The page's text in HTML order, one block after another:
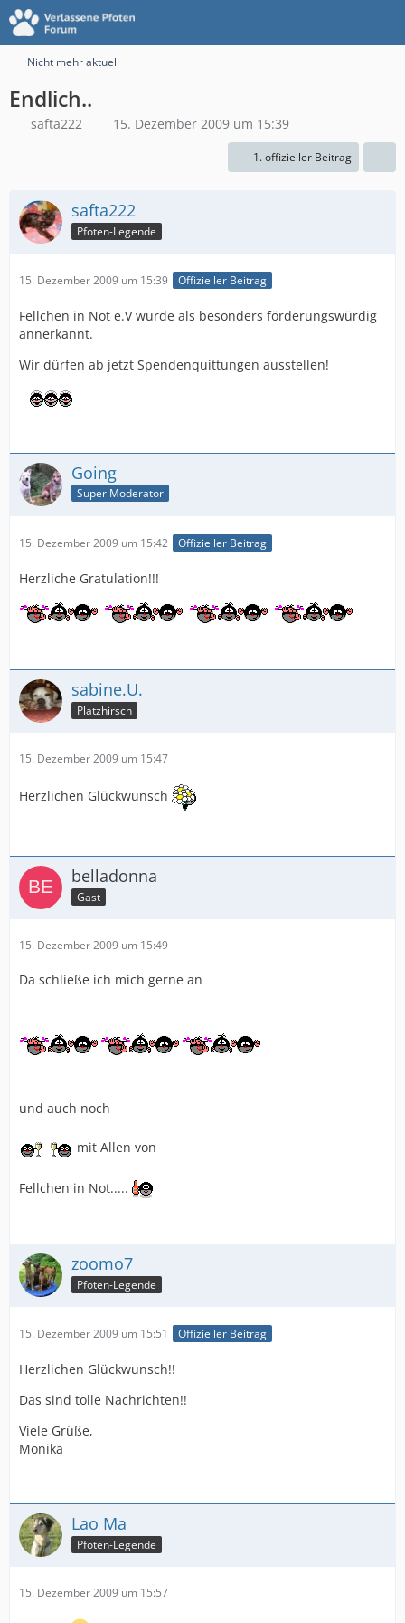
Nicht mehr aktuell
Endlich..
safta222 15. Dezember 2009 um 15:39
1. offizieller Beitrag
safta222
Pfoten-Legende
15. Dezember 2009 um 15:39 Offizieller Beitrag
Fellchen in Not e.V wurde als besonders förderungswürdig
annerkannt.
Wir dürfen ab jetzt Spendenquittungen ausstellen!
Going
Super Moderator
15. Dezember 2009 um 15:42 Offizieller Beitrag
Herzliche Gratulation!!!
sabine.U.
Platzhirsch
15. Dezember 2009 um 15:47
Herzlichen Glückwunsch
belladonna
Gast
15. Dezember 2009 um 15:49
Da schließe ich mich gerne an
und auch noch
mit Allen von
Fellchen in Not.....
zoomo7
Pfoten-Legende
15. Dezember 2009 um 15:51 Offizieller Beitrag
Herzlichen Glückwunsch!!
Das sind tolle Nachrichten!!
Viele Grüße,
Monika
Lao Ma
Pfoten-Legende
15. Dezember 2009 um 15:57